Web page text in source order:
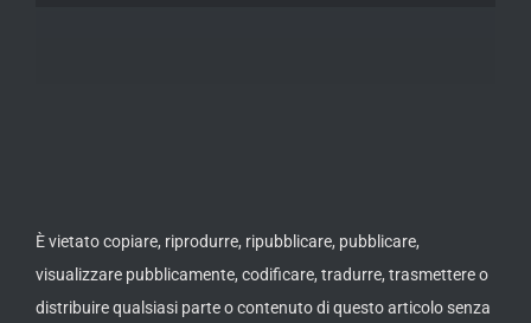
È vietato copiare, riprodurre, ripubblicare, pubblicare,
visualizzare pubblicamente, codificare, tradurre, trasmettere o
distribuire qualsiasi parte o contenuto di questo articolo senza